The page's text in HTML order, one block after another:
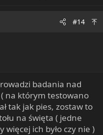
#14
badania nad
( na którym testowano
tak jak pies, zostaw to
na święta ( jedne
ich było czy nie )